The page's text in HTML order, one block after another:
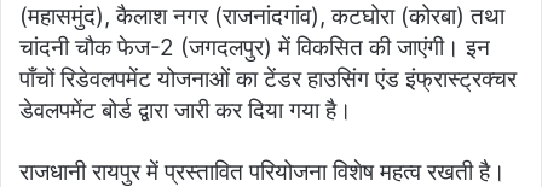
(महासमुंद), कैलाश नगर (राजनांदगांव), कटघोरा (कोरबा) तथा
चांदनी चौक फेज-2 (जगदलपुर) में विकसित की जाएंगी। इन
पाँचों रिडेवलपमेंट योजनाओं का टेंडर हाउसिंग एंड इंफ्रास्ट्रक्चर
डेवलपमेंट बोर्ड द्वारा जारी कर दिया गया है।
राजधानी रायपुर में प्रस्तावित परियोजना विशेष महत्व रखती है।